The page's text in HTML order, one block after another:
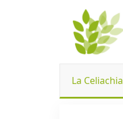
La Celiachia